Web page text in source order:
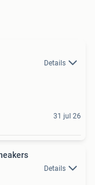
Details
31 jul 26
Details